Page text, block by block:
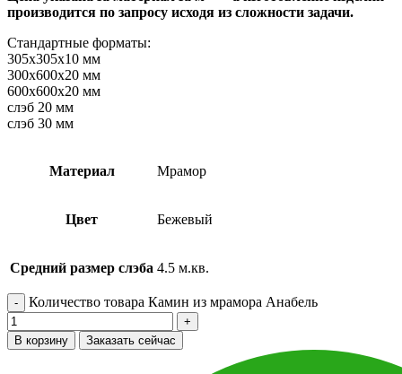
производится по запросу исходя из сложности задачи.
Стандартные форматы:
305х305х10 мм
300х600х20 мм
600х600х20 мм
слэб 20 мм
слэб 30 мм
Материал Мрамор
Цвет Бежевый
Средний размер слэба 4.5 м.кв.
Количество товара Камин из мрамора Анабель
В корзину Заказать сейчас